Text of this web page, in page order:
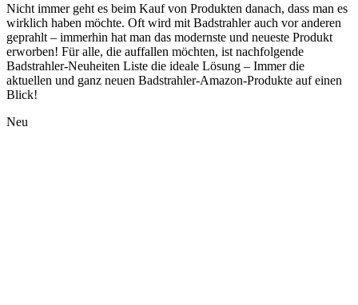
Nicht immer geht es beim Kauf von Produkten danach, dass man es
wirklich haben möchte. Oft wird mit Badstrahler auch vor anderen
geprahlt – immerhin hat man das modernste und neueste Produkt
erworben! Für alle, die auffallen möchten, ist nachfolgende
Badstrahler-Neuheiten Liste die ideale Lösung – Immer die
aktuellen und ganz neuen Badstrahler-Amazon-Produkte auf einen
Blick!
Neu